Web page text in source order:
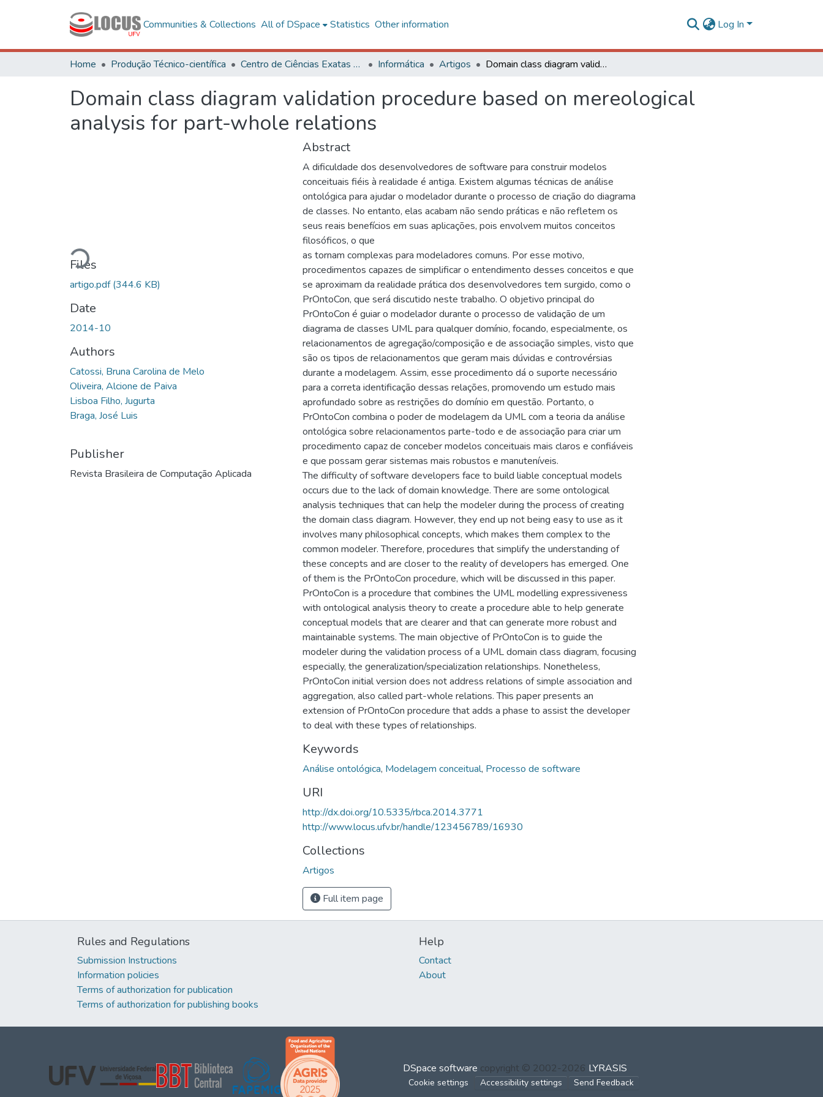
Communities & Collections All of DSpace Statistics Other information Log In
Home Produção Técnico-científica Centro de Ciências Exatas e Tecnológicas Informática Artigos Domain class diagram validation procedure based on mereological analysis for part-whole relations
Domain class diagram validation procedure based on mereological
analysis for part-whole relations
Loading...
Files
artigo.pdf(344.6 KB)
Date
2014-10
Authors
Catossi, Bruna Carolina de Melo
Oliveira, Alcione de Paiva
Lisboa Filho, Jugurta
Braga, José Luis
Publisher
Revista Brasileira de Computação Aplicada
Abstract
A dificuldade dos desenvolvedores de software para construir modelos
conceituais fiéis à realidade é antiga. Existem algumas técnicas de análise
ontológica para ajudar o modelador durante o processo de criação do diagrama
de classes. No entanto, elas acabam não sendo práticas e não refletem os
seus reais benefícios em suas aplicações, pois envolvem muitos conceitos
filosóficos, o que
as tornam complexas para modeladores comuns. Por esse motivo,
procedimentos capazes de simplificar o entendimento desses conceitos e que
se aproximam da realidade prática dos desenvolvedores tem surgido, como o
PrOntoCon, que será discutido neste trabalho. O objetivo principal do
PrOntoCon é guiar o modelador durante o processo de validação de um
diagrama de classes UML para qualquer domínio, focando, especialmente, os
relacionamentos de agregação/composição e de associação simples, visto que
são os tipos de relacionamentos que geram mais dúvidas e controvérsias
durante a modelagem. Assim, esse procedimento dá o suporte necessário
para a correta identificação dessas relações, promovendo um estudo mais
aprofundado sobre as restrições do domínio em questão. Portanto, o
PrOntoCon combina o poder de modelagem da UML com a teoria da análise
ontológica sobre relacionamentos parte-todo e de associação para criar um
procedimento capaz de conceber modelos conceituais mais claros e confiáveis
e que possam gerar sistemas mais robustos e manuteníveis.
The difficulty of software developers face to build liable conceptual models
occurs due to the lack of domain knowledge. There are some ontological
analysis techniques that can help the modeler during the process of creating
the domain class diagram. However, they end up not being easy to use as it
involves many philosophical concepts, which makes them complex to the
common modeler. Therefore, procedures that simplify the understanding of
these concepts and are closer to the reality of developers has emerged. One
of them is the PrOntoCon procedure, which will be discussed in this paper.
PrOntoCon is a procedure that combines the UML modelling expressiveness
with ontological analysis theory to create a procedure able to help generate
conceptual models that are clearer and that can generate more robust and
maintainable systems. The main objective of PrOntoCon is to guide the
modeler during the validation process of a UML domain class diagram, focusing
especially, the generalization/specialization relationships. Nonetheless,
PrOntoCon initial version does not address relations of simple association and
aggregation, also called part-whole relations. This paper presents an
extension of PrOntoCon procedure that adds a phase to assist the developer
to deal with these types of relationships.
Keywords
Análise ontológica, Modelagem conceitual, Processo de software
URI
http://dx.doi.org/10.5335/rbca.2014.3771
http://www.locus.ufv.br/handle/123456789/16930
Collections
Artigos
Full item page
Rules and Regulations
Submission Instructions
Information policies
Terms of authorization for publication
Terms of authorization for publishing books
Help
Contact
About
DSpace software copyright © 2002-2026 LYRASIS
Cookie settings Accessibility settings Send Feedback